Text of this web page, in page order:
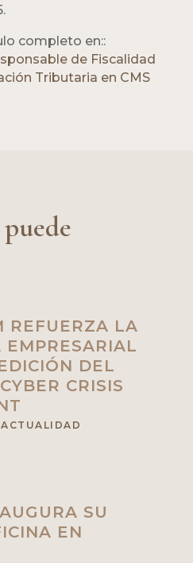
completo en::
de Fiscalidad
Tributaria en CMS
REFUERZA LA
EMPRESARIAL
DEL
CRISIS
ACTUALIDAD
SU
EN